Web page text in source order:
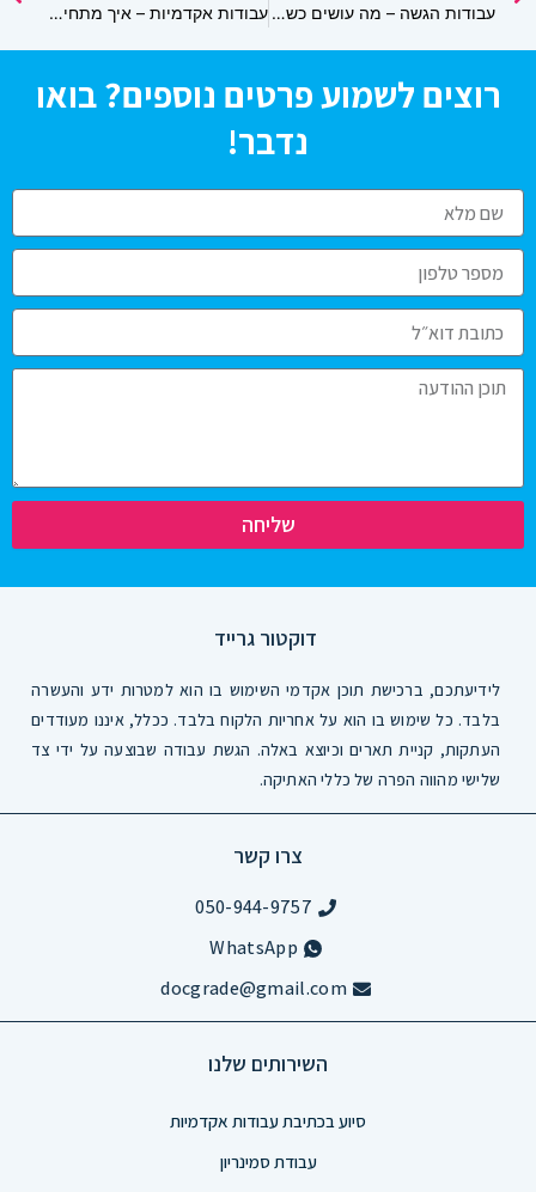
עבודות הגשה – מה עושים כשאין זמן לכתוב? עבודות אקדמיות – איך מתחילים ומסיימים את הדבר הזה!?
רוצים לשמוע פרטים נוספים? בואו
נדבר!
שליחה
דוקטור גרייד
לידיעתכם, ברכישת תוכן אקדמי השימוש בו הוא למטרות ידע והעשרה
בלבד. כל שימוש בו הוא על אחריות הלקוח בלבד. ככלל, איננו מעודדים
העתקות, קניית תארים וכיוצא באלה. הגשת עבודה שבוצעה על ידי צד
שלישי מהווה הפרה של כללי האתיקה.
צרו קשר
050-944-9757
WhatsApp
docgrade@gmail.com
השירותים שלנו
סיוע בכתיבת עבודות אקדמיות
עבודת סמינריון